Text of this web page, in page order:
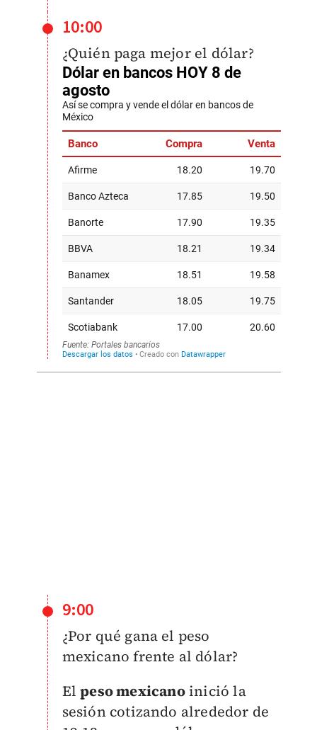
10:00
¿Quién paga mejor el dólar?
9:00
¿Por qué gana el peso
mexicano frente al dólar?
Elpeso mexicanoinició la
sesión cotizando alrededor de